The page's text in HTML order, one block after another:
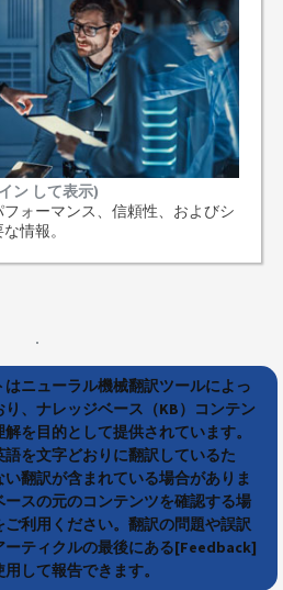
ン して表示)
ォーマンス、信頼性、およびシ
情報。
はニューラル機械翻訳ツールによっ
、ナレッジベース（KB）コンテン
を目的として提供されています。
語を文字どおりに翻訳しているた
翻訳が含まれている場合がありま
スの元のコンテンツを確認する場
利用ください。翻訳の問題や誤訳
ーティクルの最後にある[Feedback]
して報告できます。